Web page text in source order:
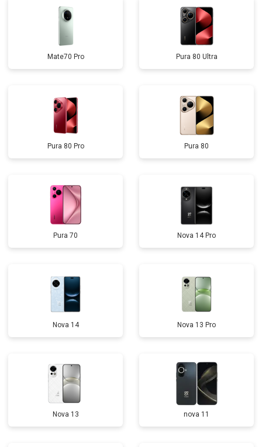
Mate70 Pro Pura 80 Ultra
Pura 80 Pro Pura 80
Pura 70 Nova 14 Pro
Nova 14 Nova 13 Pro
Nova 13 nova 11